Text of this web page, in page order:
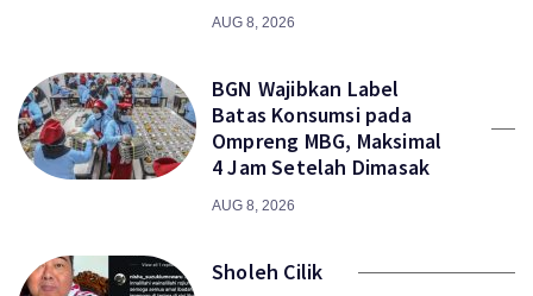
AUG 8, 2026
BGN Wajibkan Label
Batas Konsumsi pada
Ompreng MBG, Maksimal
4 Jam Setelah Dimasak
AUG 8, 2026
Sholeh Cilik